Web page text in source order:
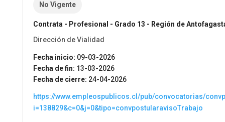
No Vigente
Contrata - Profesional - Grado 13 - Región de
Dirección de Vialidad
Fecha inicio: 09-03-2026
Fecha de fin: 13-03-2026
Fecha de cierre: 24-04-2026
https://www.empleospublicos.cl/pub/convocatorias/
i=138829&c=0&j=0&tipo=convpostularavisoTrabajo